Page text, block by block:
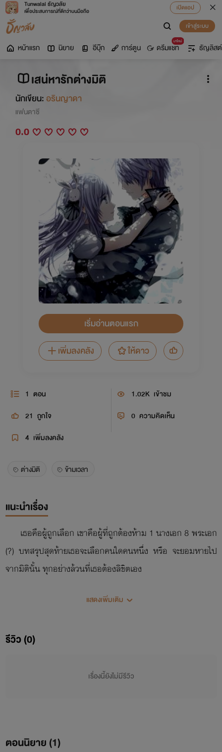
Tunwalai ธัญวลัย
เพื่อประสบการณ์ที่ดีกว่าบนมือถือ
เปิดแอป
เข้าสู่ระบบ
หน้าแรก นิยาย อีบุ๊ก การ์ตูน
มาใหม่
ดรีมแชท ธัญลิสต์
เสน่หารักต่างมิติ
นักเขียน:อรินญาดา
แฟนตาซี
0.0
เริ่มอ่านตอนแรก
เพิ่มลงคลัง
ให้ดาว
1 ตอน 1.02K เข้าชม
21 ถูกใจ 0 ความคิดเห็น
4 เพิ่มลงคลัง
ต่างมิติ ข้ามเวลา
แนะนำเรื่อง
เธอคือผู้ถูกเลือก เขาคือผู้ที่ถูกต้องห้าม 1 นางเอก 8 พระเอก
(?) บทสรุปสุดท้ายเธอจะเลือกคนใดคนหนึ่ง หรือ จะยอมหายไป
จากมิตินั้น ทุกอย่างล้วนที่เธอต้องลิขิตเอง
แสดงเพิ่มเติม
รีวิว (0)
เรื่องนี้ยังไม่มีรีวิว
ตอนนิยาย (1)